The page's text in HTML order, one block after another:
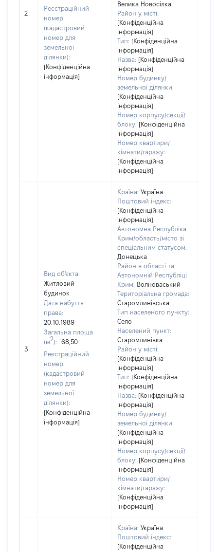
2
Реєстраційний
номер
(кадастровий
номер для
земельної
ділянки):
[Конфіденційна
інформація]
Велика Новосілка
Район у місті:
[Конфіденційна
інформація]
Тип: [Конфіденційна
інформація]
Назва: [Конфіденційна
інформація]
Номер будинку/
земельної ділянки:
[Конфіденційна
інформація]
Номер корпусу/секції/
блоку: [Конфіденційна
інформація]
Номер квартири/
кімнати/гаражу:
[Конфіденційна
інформація]
3
Вид об'єкта:
Житловий
будинок
Дата набуття
права:
20.10.1989
Загальна площа
(м2):
68,50
Реєстраційний
номер
(кадастровий
номер для
земельної
ділянки):
[Конфіденційна
інформація]
Країна: Україна
Поштовий індекс:
[Конфіденційна
інформація]
Автономна Республіка
Крим/область/місто зі
спеціальним статусом:
Донецька
Район в області та
Автономній Республіці
Крим: Волноваський
Територіальна громада:
Старомлинівська
Тип населеного пункту:
Село
Населений пункт:
Старомлинівка
Район у місті:
[Конфіденційна
інформація]
Тип: [Конфіденційна
інформація]
Назва: [Конфіденційна
інформація]
Номер будинку/
земельної ділянки:
[Конфіденційна
інформація]
Номер корпусу/секції/
блоку: [Конфіденційна
інформація]
Номер квартири/
кімнати/гаражу:
[Конфіденційна
інформація]
Країна: Україна
Поштовий індекс:
[Конфіденційна